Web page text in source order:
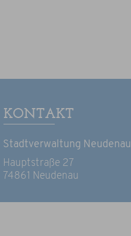
KONTAKT
Stadtverwaltung Neudenau
Hauptstraße 27
74861 Neudenau